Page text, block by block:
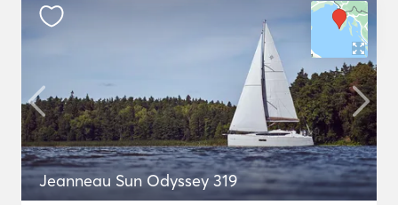
Jeanneau Sun Odyssey 319